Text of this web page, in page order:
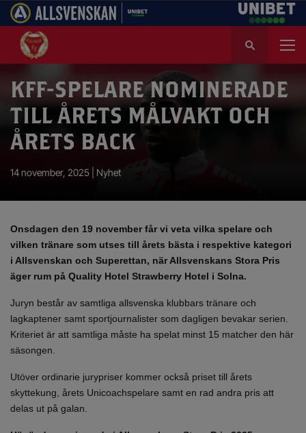
k
e
f
t
KFF-SPELARE NOMINERADE
TILL ÅRETS MÅLVAKT OCH
ÅRETS BACK
14 november, 2025 | Nyhet
Onsdagen den 19 november får vi veta vilka spelare och
vilken tränare som utses till årets bästa i respektive kategori
i Allsvenskan och Superettan, när Allsvenskans Stora Pris
äger rum på Quality Hotel Strawberry Hotel i Solna.
Juryn består av samtliga allsvenska klubbars tränare och
lagkaptener samt sportjournalister som dagligen bevakar serien.
Kriteriet är att samtliga måste ha spelat minst 15 matcher den här
säsongen.
Utöver ordinarie jurypriser kommer också priset till årets
skyttekung, årets Unicoachspelare samt en rad andra pris att
delas ut på galan.